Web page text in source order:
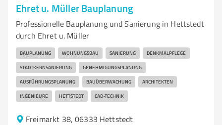
Ehret u. Müller Bauplanung
Professionelle Bauplanung und Sanierung in Hettstedt
durch Ehret u. Müller
BAUPLANUNG WOHNUNGSBAU SANIERUNG DENKMALPFLEGE
STADTKERNSANIERUNG GENEHMIGUNGSPLANUNG
AUSFÜHRUNGSPLANUNG BAUÜBERWACHUNG ARCHITEKTEN
INGENIEURE HETTSTEDT CAD-TECHNIK
Freimarkt 38, 06333 Hettstedt